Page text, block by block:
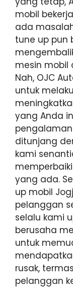
mobil
ada
tune up pun
mesin mobil
Nah, OJC
untuk
yang Anda
ditunjang
kami
yang ada.
up mobil
pelanggan
selalu kami
berusaha
untuk
rusak,
pelanggan